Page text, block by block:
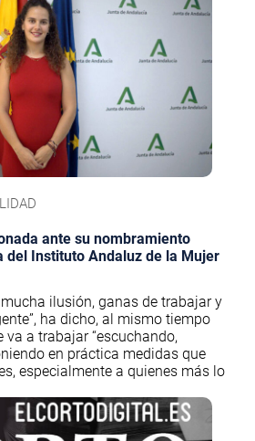
ante su nombramiento
del Instituto Andaluz de la Mujer
ilusión, ganas de trabajar y
ha dicho, al mismo tiempo
a trabajar “escuchando,
en práctica medidas que
especialmente a quienes más lo